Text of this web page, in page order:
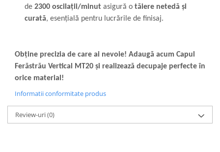
de 2300 oscilații/minut asigură o tăiere netedă și
curată, esențială pentru lucrările de finisaj.
Obține precizia de care ai nevoie! Adaugă acum Capul
Ferăstrău Vertical MT20 și realizează decupaje perfecte în
orice material!
Informatii conformitate produs
Review-uri(0)